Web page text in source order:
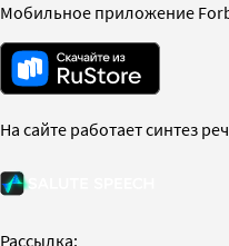
Мобильное приложение
На сайте работает синтез
Рассылка: